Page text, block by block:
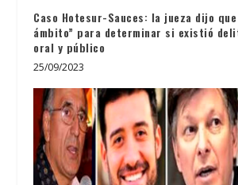
Caso Hotesur-Sauces: la jueza dijo
ámbito” para determinar si existió
oral y público
25/09/2023